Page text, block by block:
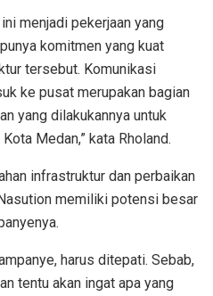
menjadi pekerjaan yang
komitmen yang kuat
tersebut. Komunikasi
ke pusat merupakan bagian
yang dilakukannya untuk
Medan,” kata Rholand.
infrastruktur dan perbaikan
memiliki potensi besar
harus ditepati. Sebab,
tentu akan ingat apa yang